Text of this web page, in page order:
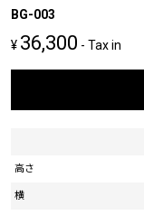
BG-003
¥ 36,300 - Tax in
高さ
横